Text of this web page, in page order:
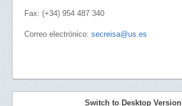
Fax: (+34) 954 487 340
Correo electrónico: secreisa@us.es
Switch to Desktop Version